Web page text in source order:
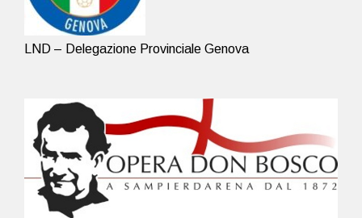
LND – Delegazione Provinciale Genova